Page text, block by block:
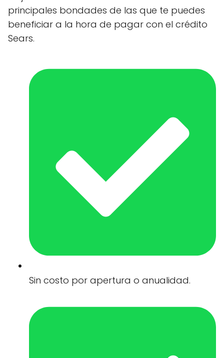
principales bondades de las que te puedes
beneficiar a la hora de pagar con el crédito
Sears.
Sin costo por apertura o anualidad.